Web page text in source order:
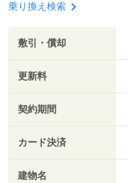
乗り換え検索
敷引・償却
更新料
契約期間
カード決済
建物名